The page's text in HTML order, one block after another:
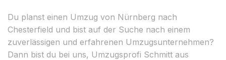
Du planst einen Umzug von Nürnberg nach
Chesterfield und bist auf der Suche nach einem
zuverlässigen und erfahrenen Umzugsunternehmen?
Dann bist du bei uns, Umzugsprofi Schmitt aus